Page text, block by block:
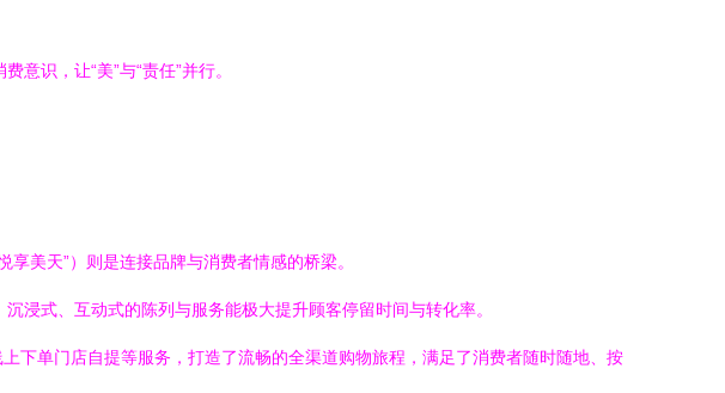
识，让“美”与“责任”并行。
美天”）则是连接品牌与消费者情感的桥梁。
浸式、互动式的陈列与服务能极大提升顾客停留时间与转化率。
下单门店自提等服务，打造了流畅的全渠道购物旅程，满足了消费者随时随地、按